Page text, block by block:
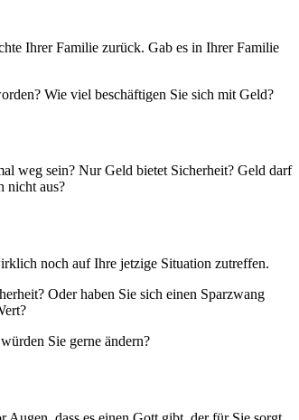
Ihrer Familie zurück. Gab es in Ihrer Familie
Wie viel beschäftigen Sie sich mit Geld?
weg sein? Nur Geld bietet Sicherheit? Geld darf
nicht aus?
noch auf Ihre jetzige Situation zutreffen.
Oder haben Sie sich einen Sparzwang
Sie gerne ändern?